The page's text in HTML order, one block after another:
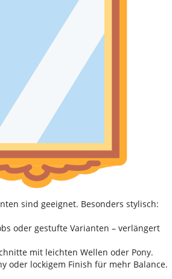
sind geeignet. Besonders stylisch:
oder gestufte Varianten – verlängert
mit leichten Wellen oder Pony.
oder lockigem Finish für mehr Balance.